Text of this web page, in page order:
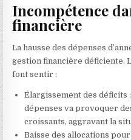
Incompétence
financière
La hausse des dépenses
gestion financière déficiente.
font sentir :
Élargissement des déficits
dépenses va provoquer
croissants, aggravant la
Baisse des allocations